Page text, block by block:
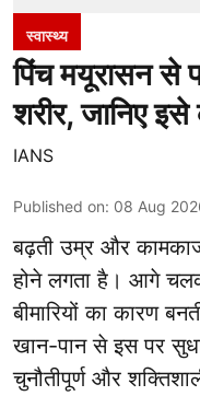
स्वास्थ्य
पिंच मयूरासन से
शरीर, जानिए
IANS
Published on: 08 Aug
बढ़ती उम्र और
होने लगता है। आगे
बीमारियों का कारण
खान-पान से इस पर
चुनौतीपूर्ण और